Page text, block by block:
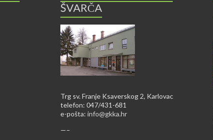
ŠVARČA
Trg sv. Franje Ksaverskog 2, Karlovac
telefon: 047/431-681
e-pošta: info@gkka.hr
—–